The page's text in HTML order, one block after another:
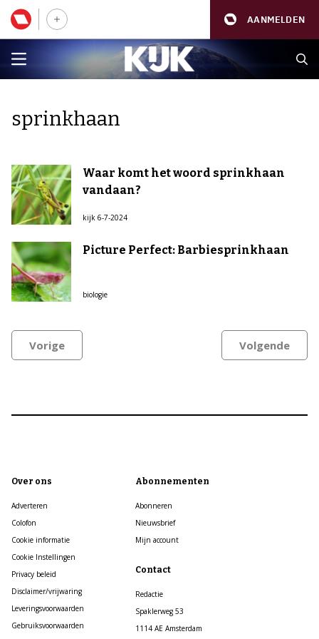
AANMELDEN
sprinkhaan
Waar komt het woord sprinkhaan
vandaan?
kijk 6-7-2024
Picture Perfect: Barbiesprinkhaan
biologie
Vorige Volgende
Over ons
Adverteren
Colofon
Cookie informatie
Cookie Instellingen
Privacy beleid
Disclaimer/vrijwaring
Leveringsvoorwaarden
Gebruiksvoorwaarden
Abonnementen
Abonneren
Nieuwsbrief
Mijn account
Contact
Redactie
Spaklerweg 53
1114 AE Amsterdam